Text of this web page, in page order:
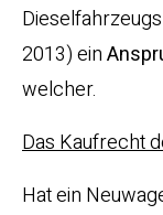
2013) ein
welcher.
Das Kaufrecht
Hat ein